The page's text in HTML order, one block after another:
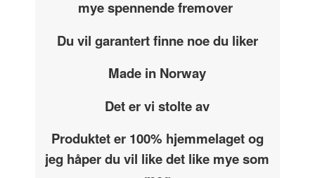
mye spennende fremover
Du vil garantert finne noe du liker
Made in Norway
Det er vi stolte av
Produktet er 100% hjemmelaget og
jeg håper du vil like det like mye som